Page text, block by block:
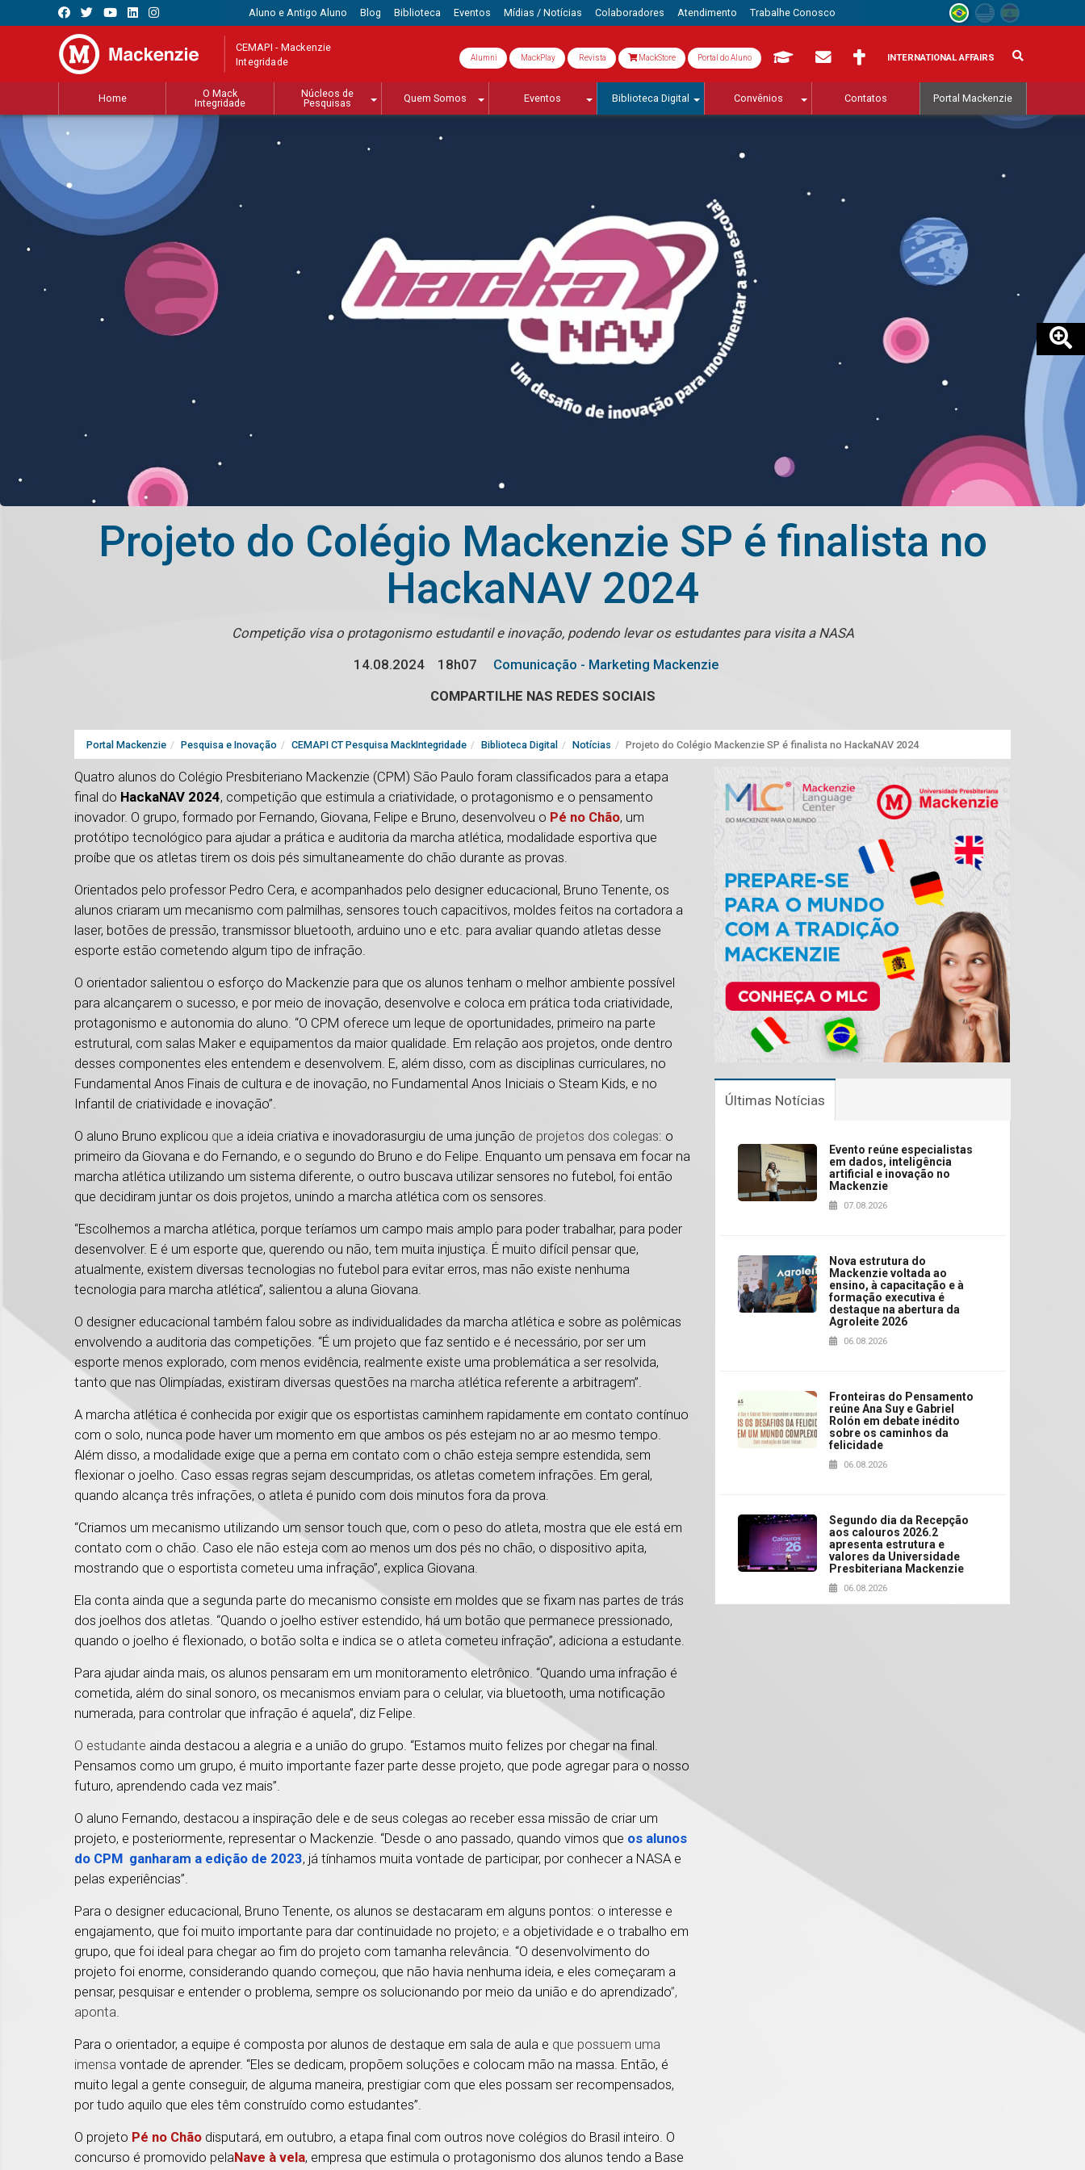
Aluno e Antigo Aluno Blog Biblioteca Eventos Mídias / Notícias Colaboradores Atendimento Trabalhe Conosco
CEMAPI - Mackenzie
Integridade Alumni MackPlay Revista MackStore Portal do Aluno INTERNATIONAL AFFAIRS
Home
O Mack
Integridade
Núcleos de
Pesquisas
Quem Somos Eventos Biblioteca Digital Convênios Contatos Portal Mackenzie
Projeto do Colégio Mackenzie SP é finalista no
HackaNAV 2024
Competição visa o protagonismo estudantil e inovação, podendo levar os estudantes para visita a NASA
14.08.2024
18h07
Comunicação - Marketing Mackenzie
COMPARTILHE NAS REDES SOCIAIS
Portal Mackenzie Pesquisa e Inovação CEMAPI CT Pesquisa MackIntegridade Biblioteca Digital Notícias Projeto do Colégio Mackenzie SP é finalista no HackaNAV 2024
Quatro alunos do Colégio Presbiteriano Mackenzie (CPM) São Paulo foram classificados para a etapa
final do HackaNAV 2024, competição que estimula a criatividade, o protagonismo e o pensamento
inovador. O grupo, formado por Fernando, Giovana, Felipe e Bruno, desenvolveu o Pé no Chão, um
protótipo tecnológico para ajudar a prática e auditoria da marcha atlética, modalidade esportiva que
proíbe que os atletas tirem os dois pés simultaneamente do chão durante as provas.
Orientados pelo professor Pedro Cera, e acompanhados pelo designer educacional, Bruno Tenente, os
alunos criaram um mecanismo com palmilhas, sensores touch capacitivos, moldes feitos na cortadora a
laser, botões de pressão, transmissor bluetooth, arduino uno e etc. para avaliar quando atletas desse
esporte estão cometendo algum tipo de infração.
O orientador salientou o esforço do Mackenzie para que os alunos tenham o melhor ambiente possível
para alcançarem o sucesso, e por meio de inovação, desenvolve e coloca em prática toda criatividade,
protagonismo e autonomia do aluno. “O CPM oferece um leque de oportunidades, primeiro na parte
estrutural, com salas Maker e equipamentos da maior qualidade. Em relação aos projetos, onde dentro
desses componentes eles entendem e desenvolvem. E, além disso, com as disciplinas curriculares, no
Fundamental Anos Finais de cultura e de inovação, no Fundamental Anos Iniciais o Steam Kids, e no
Infantil de criatividade e inovação”.
O aluno Bruno explicou que a ideia criativa e inovadorasurgiu de uma junção de projetos dos colegas: o
primeiro da Giovana e do Fernando, e o segundo do Bruno e do Felipe. Enquanto um pensava em focar na
marcha atlética utilizando um sistema diferente, o outro buscava utilizar sensores no futebol, foi então
que decidiram juntar os dois projetos, unindo a marcha atlética com os sensores.
“Escolhemos a marcha atlética, porque teríamos um campo mais amplo para poder trabalhar, para poder
desenvolver. E é um esporte que, querendo ou não, tem muita injustiça. É muito difícil pensar que,
atualmente, existem diversas tecnologias no futebol para evitar erros, mas não existe nenhuma
tecnologia para marcha atlética”, salientou a aluna Giovana.
O designer educacional também falou sobre as individualidades da marcha atlética e sobre as polêmicas
envolvendo a auditoria das competições. “É um projeto que faz sentido e é necessário, por ser um
esporte menos explorado, com menos evidência, realmente existe uma problemática a ser resolvida,
tanto que nas Olimpíadas, existiram diversas questões na marcha atlética referente a arbitragem”.
A marcha atlética é conhecida por exigir que os esportistas caminhem rapidamente em contato contínuo
com o solo, nunca pode haver um momento em que ambos os pés estejam no ar ao mesmo tempo.
Além disso, a modalidade exige que a perna em contato com o chão esteja sempre estendida, sem
flexionar o joelho. Caso essas regras sejam descumpridas, os atletas cometem infrações. Em geral,
quando alcança três infrações, o atleta é punido com dois minutos fora da prova.
“Criamos um mecanismo utilizando um sensor touch que, com o peso do atleta, mostra que ele está em
contato com o chão. Caso ele não esteja com ao menos um dos pés no chão, o dispositivo apita,
mostrando que o esportista cometeu uma infração”, explica Giovana.
Ela conta ainda que a segunda parte do mecanismo consiste em moldes que se fixam nas partes de trás
dos joelhos dos atletas. “Quando o joelho estiver estendido, há um botão que permanece pressionado,
quando o joelho é flexionado, o botão solta e indica se o atleta cometeu infração”, adiciona a estudante.
Para ajudar ainda mais, os alunos pensaram em um monitoramento eletrônico. “Quando uma infração é
cometida, além do sinal sonoro, os mecanismos enviam para o celular, via bluetooth, uma notificação
numerada, para controlar que infração é aquela”, diz Felipe.
O estudante ainda destacou a alegria e a união do grupo. “Estamos muito felizes por chegar na final.
Pensamos como um grupo, é muito importante fazer parte desse projeto, que pode agregar para o nosso
futuro, aprendendo cada vez mais”.
O aluno Fernando, destacou a inspiração dele e de seus colegas ao receber essa missão de criar um
projeto, e posteriormente, representar o Mackenzie. “Desde o ano passado, quando vimos que os alunos
do CPM ganharam a edição de 2023, já tínhamos muita vontade de participar, por conhecer a NASA e
pelas experiências”.
Para o designer educacional, Bruno Tenente, os alunos se destacaram em alguns pontos: o interesse e
engajamento, que foi muito importante para dar continuidade no projeto; e a objetividade e o trabalho em
grupo, que foi ideal para chegar ao fim do projeto com tamanha relevância. “O desenvolvimento do
projeto foi enorme, considerando quando começou, que não havia nenhuma ideia, e eles começaram a
pensar, pesquisar e entender o problema, sempre os solucionando por meio da união e do aprendizado”,
aponta.
Para o orientador, a equipe é composta por alunos de destaque em sala de aula e que possuem uma
imensa vontade de aprender. “Eles se dedicam, propõem soluções e colocam mão na massa. Então, é
muito legal a gente conseguir, de alguma maneira, prestigiar com que eles possam ser recompensados,
por tudo aquilo que eles têm construído como estudantes”.
O projeto Pé no Chão disputará, em outubro, a etapa final com outros nove colégios do Brasil inteiro. O
concurso é promovido pelaNave à vela, empresa que estimula o protagonismo dos alunos tendo a Base
Últimas Notícias
Evento reúne especialistas
em dados, inteligência
artificial e inovação no
Mackenzie
07.08.2026
Nova estrutura do
Mackenzie voltada ao
ensino, à capacitação e à
formação executiva é
destaque na abertura da
Agroleite 2026
06.08.2026
Fronteiras do Pensamento
reúne Ana Suy e Gabriel
Rolón em debate inédito
sobre os caminhos da
felicidade
06.08.2026
Segundo dia da Recepção
aos calouros 2026.2
apresenta estrutura e
valores da Universidade
Presbiteriana Mackenzie
06.08.2026